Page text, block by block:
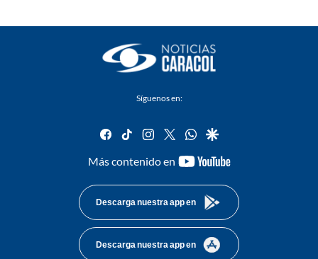
Síguenos en:
facebook
tiktok instagram
twitterwhatsapp
google
Más contenido en
youtube-
Descarga nuestra app en
Descarga nuestra app en